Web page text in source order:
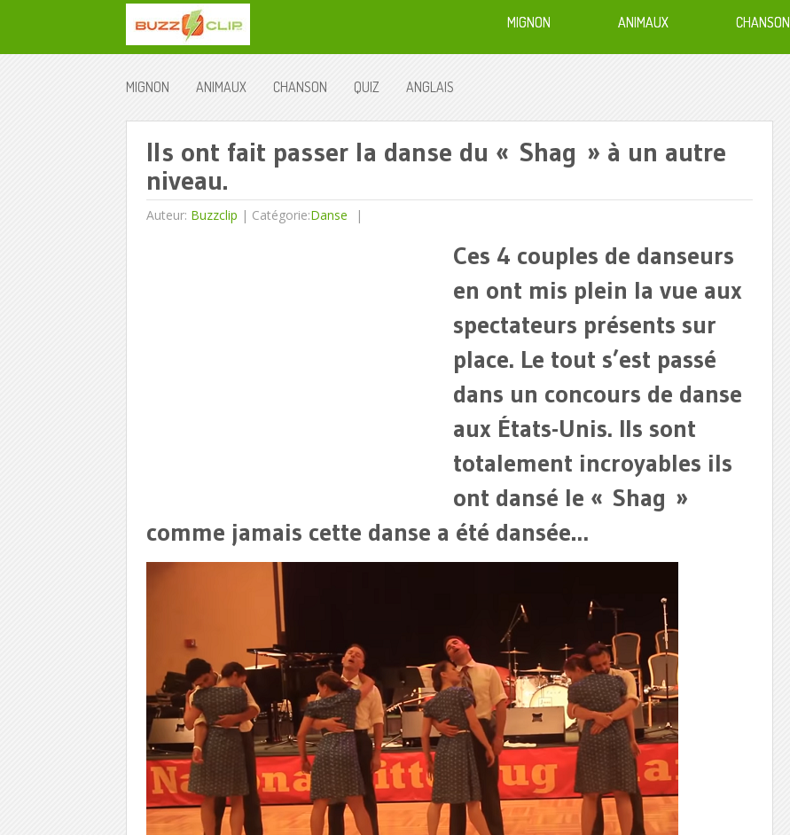
MIGNON ANIMAUX CHANSON
MIGNON ANIMAUX CHANSON QUIZ ANGLAIS
Ils ont fait passer la danse du « Shag » à un autre
niveau.
Auteur: Buzzclip | Catégorie:Danse
Ces 4 couples de danseurs
en ont mis plein la vue aux
spectateurs présents sur
place. Le tout s’est passé
dans un concours de danse
aux États-Unis. Ils sont
totalement incroyables ils
ont dansé le « Shag »
comme jamais cette danse a été dansée…